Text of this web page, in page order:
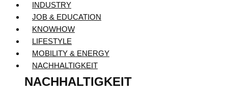
INDUSTRY
JOB & EDUCATION
KNOWHOW
LIFESTYLE
MOBILITY & ENERGY
NACHHALTIGKEIT
NACHHALTIGKEIT